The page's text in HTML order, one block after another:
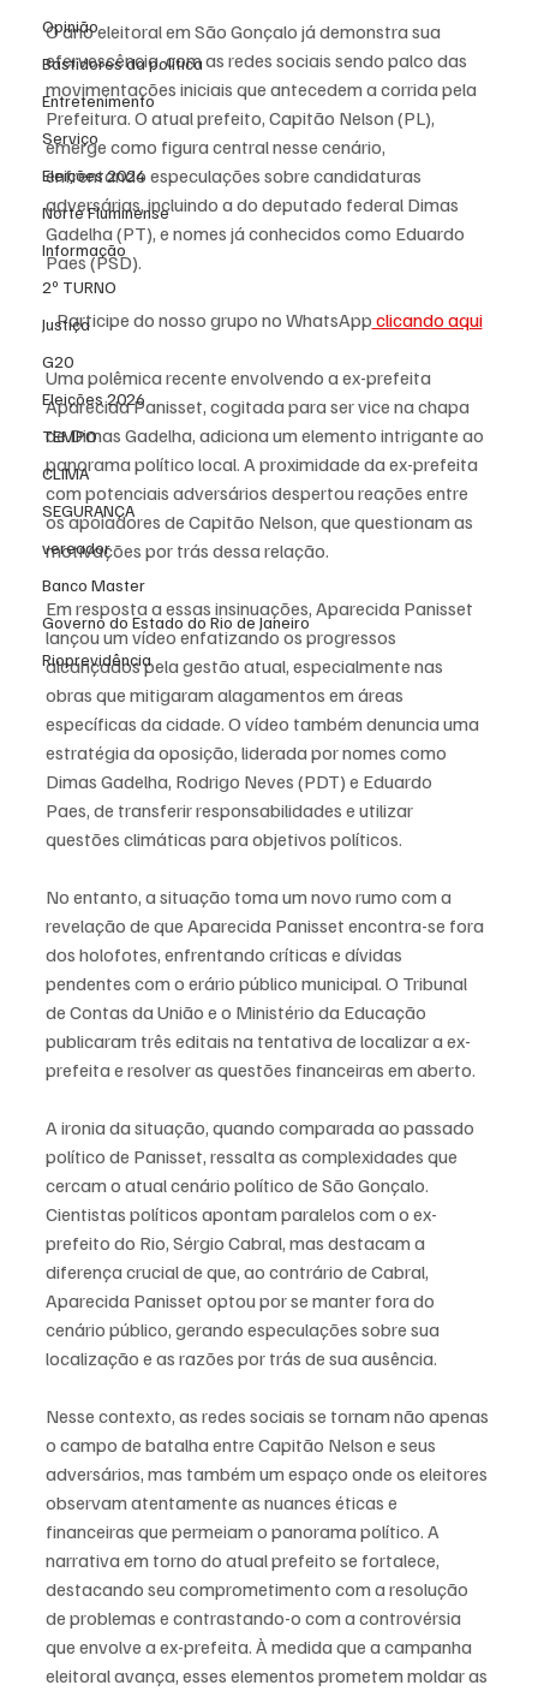
Opinião
Bastidores da política
Entretenimento
Serviço
Eleições 2024
Norte Fluminense
Informação
2º TURNO
Justiça
G20
Eleições 2026
TEMPO
CLIMA
SEGURANÇA
vereador
Banco Master
Governo do Estado do Rio de Janeiro
Rioprevidência
O ano eleitoral em São Gonçalo já demonstra sua
efervescência, com as redes sociais sendo palco das
movimentações iniciais que antecedem a corrida pela
Prefeitura. O atual prefeito, Capitão Nelson (PL),
emerge como figura central nesse cenário,
enfrentando especulações sobre candidaturas
adversárias, incluindo a do deputado federal Dimas
Gadelha (PT), e nomes já conhecidos como Eduardo
Paes (PSD).
Participe do nosso grupo no WhatsApp clicando aqui
Uma polêmica recente envolvendo a ex-prefeita
Aparecida Panisset, cogitada para ser vice na chapa
de Dimas Gadelha, adiciona um elemento intrigante ao
panorama político local. A proximidade da ex-prefeita
com potenciais adversários despertou reações entre
os apoiadores de Capitão Nelson, que questionam as
motivações por trás dessa relação.
Em resposta a essas insinuações, Aparecida Panisset
lançou um vídeo enfatizando os progressos
alcançados pela gestão atual, especialmente nas
obras que mitigaram alagamentos em áreas
específicas da cidade. O vídeo também denuncia uma
estratégia da oposição, liderada por nomes como
Dimas Gadelha, Rodrigo Neves (PDT) e Eduardo
Paes, de transferir responsabilidades e utilizar
questões climáticas para objetivos políticos.
No entanto, a situação toma um novo rumo com a
revelação de que Aparecida Panisset encontra-se fora
dos holofotes, enfrentando críticas e dívidas
pendentes com o erário público municipal. O Tribunal
de Contas da União e o Ministério da Educação
publicaram três editais na tentativa de localizar a ex-
prefeita e resolver as questões financeiras em aberto.
A ironia da situação, quando comparada ao passado
político de Panisset, ressalta as complexidades que
cercam o atual cenário político de São Gonçalo.
Cientistas políticos apontam paralelos com o ex-
prefeito do Rio, Sérgio Cabral, mas destacam a
diferença crucial de que, ao contrário de Cabral,
Aparecida Panisset optou por se manter fora do
cenário público, gerando especulações sobre sua
localização e as razões por trás de sua ausência.
Nesse contexto, as redes sociais se tornam não apenas
o campo de batalha entre Capitão Nelson e seus
adversários, mas também um espaço onde os eleitores
observam atentamente as nuances éticas e
financeiras que permeiam o panorama político. A
narrativa em torno do atual prefeito se fortalece,
destacando seu comprometimento com a resolução
de problemas e contrastando-o com a controvérsia
que envolve a ex-prefeita. À medida que a campanha
eleitoral avança, esses elementos prometem moldar as